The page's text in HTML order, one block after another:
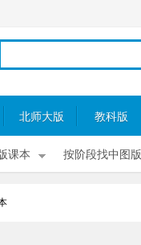
北师大版 教科版
课本 按阶段找中图